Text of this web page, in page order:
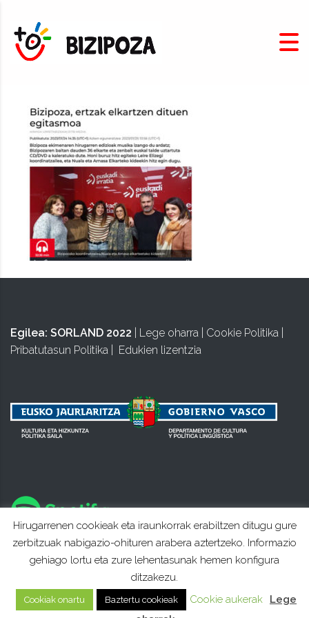
Egilea: SORLAND 2022 Lege oharra Cookie Politika
Pribatutasun Politika
Edukien lizentzia
Hirugarrenen cookieak eta iraunkorrak erabiltzen ditugu gure
zerbitzuak nabigazio-ohituren arabera aztertzeko. Informazio
gehiago lortu eta zure lehentasunak hemen konfigura
ditzakezu.
Cookiak onartu Baztertu cookieak Cookie aukerak
Lege